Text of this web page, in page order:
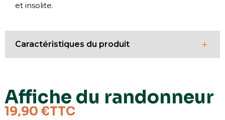
et insolite.
Caractéristiques du produit +
Papier 170 g/m²
Affiche du randonneur
19,90 €TTC